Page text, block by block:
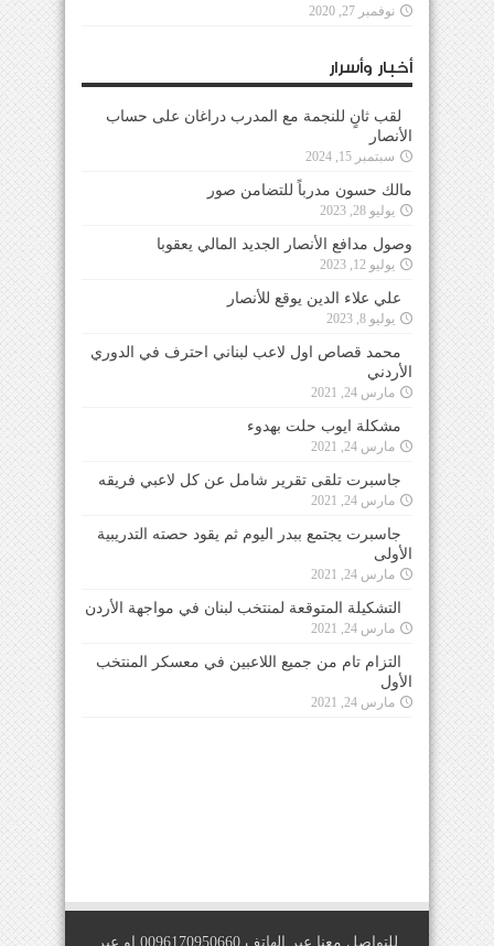
نوفمبر 27, 2020
أخبار وأسرار
لقب ثانٍ للنجمة مع المدرب دراغان على حساب
الأنصار
سبتمبر 15, 2024
مالك حسون مدرباً للتضامن صور
يوليو 28, 2023
وصول مدافع الأنصار الجديد المالي يعقوبا
يوليو 12, 2023
علي علاء الدين يوقع للأنصار
يوليو 8, 2023
محمد قصاص اول لاعب لبناني احترف في الدوري
الأردني
مارس 24, 2021
مشكلة ايوب حلت بهدوء
مارس 24, 2021
جاسبرت تلقى تقرير شامل عن كل لاعبي فريقه
مارس 24, 2021
جاسبرت يجتمع ببدر اليوم ثم يقود حصته التدريبية
الأولى
مارس 24, 2021
التشكيلة المتوقعة لمنتخب لبنان في مواجهة الأردن
مارس 24, 2021
التزام تام من جميع اللاعبين في معسكر المنتخب
الأول
مارس 24, 2021
للتواصل معنا عبر الهاتف 0096170950660 او عبر